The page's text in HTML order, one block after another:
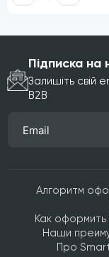
Підписка на
Залишіть свій
B2B
Алгоритм
Как оформить
Наши
Про